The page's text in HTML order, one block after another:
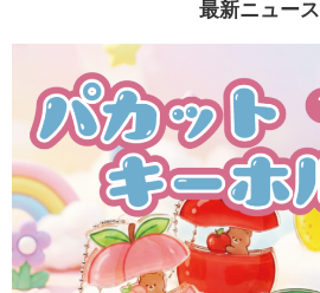
最新ニュース